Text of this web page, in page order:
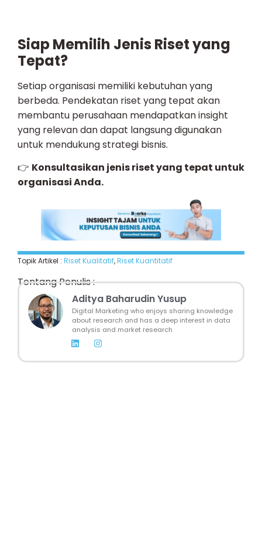
Siap Memilih Jenis Riset yang
Tepat?
Setiap organisasi memiliki kebutuhan yang
berbeda. Pendekatan riset yang tepat akan
membantu perusahaan mendapatkan insight
yang relevan dan dapat langsung digunakan
untuk mendukung strategi bisnis.
👉 Konsultasikan jenis riset yang tepat untuk
organisasi Anda.
Topik Artikel : Riset Kualitatif,Riset Kuantitatif
Tentang Penulis :
Aditya Baharudin Yusup
Digital Marketing who enjoys sharing knowledge
about research and has a deep interest in data
analysis and market research